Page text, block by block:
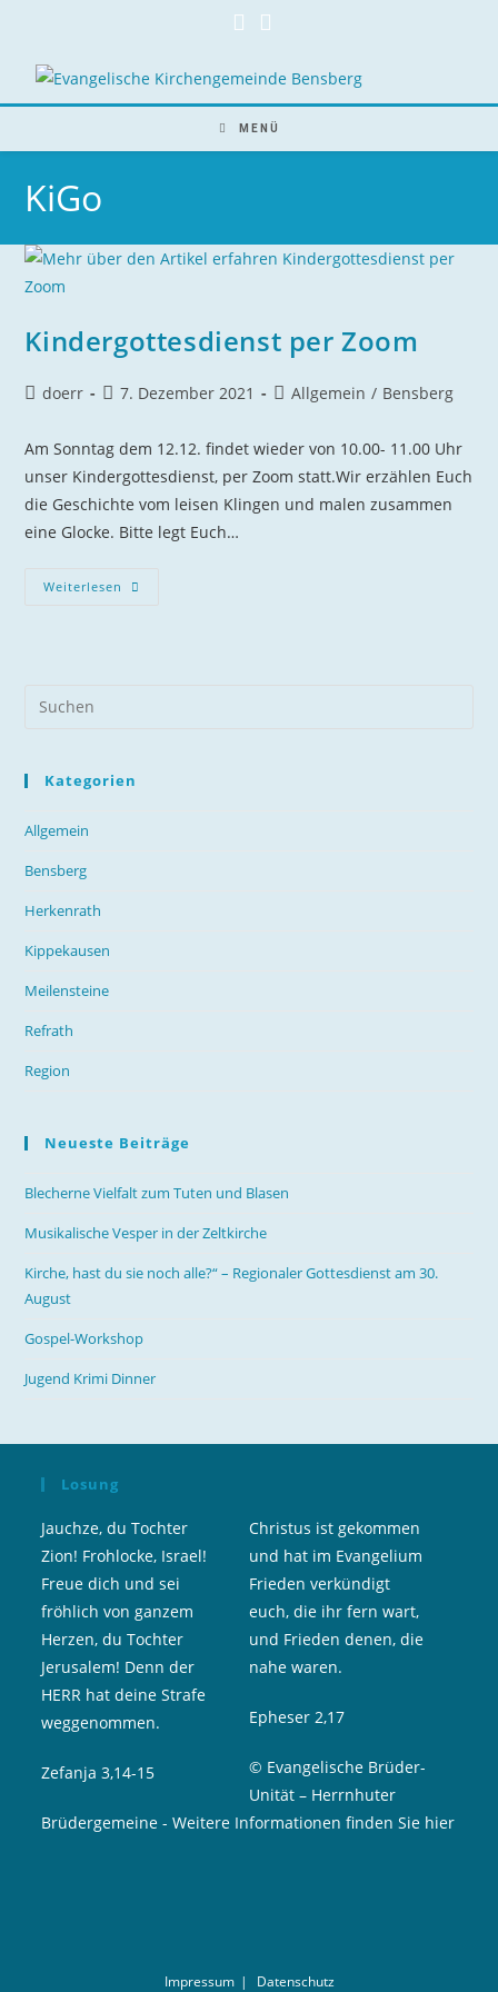
springen
MENÜ
KiGo
Kindergottesdienst per Zoom
Beitrags-
doerr
Beitrag
7. Dezember 2021
Beitrags-
Allgemein / Bensberg
Am Sonntag dem 12.12. findet wieder von 10.00- 11.00 Uhr
unser Kindergottesdienst, per Zoom statt.Wir erzählen Euch
die Geschichte vom leisen Klingen und malen zusammen
eine Glocke. Bitte legt Euch…
Weiterlesen Kindergottesdienst
Kategorien
Allgemein
Bensberg
Herkenrath
Kippekausen
Meilensteine
Refrath
Region
Neueste Beiträge
Blecherne Vielfalt zum Tuten und Blasen
Musikalische Vesper in der Zeltkirche
Kirche, hast du sie noch alle?“ – Regionaler Gottesdienst am 30.
August
Gospel-Workshop
Jugend Krimi Dinner
Losung
Jauchze, du Tochter
Zion! Frohlocke, Israel!
Freue dich und sei
fröhlich von ganzem
Herzen, du Tochter
Jerusalem! Denn der
HERR hat deine Strafe
weggenommen.
Zefanja 3,14-15
Christus ist gekommen
und hat im Evangelium
Frieden verkündigt
euch, die ihr fern wart,
und Frieden denen, die
nahe waren.
Epheser 2,17
© Evangelische Brüder-
Unität – Herrnhuter
Brüdergemeine -Weitere Informationen finden Sie hier
Impressum Datenschutz